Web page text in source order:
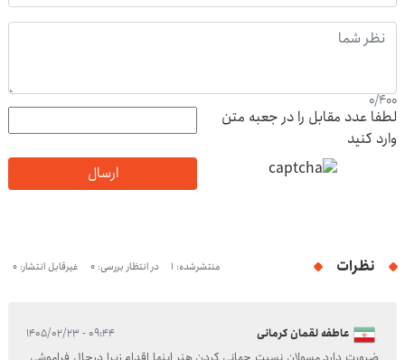
0/400
لطفا عدد مقابل را در جعبه متن
وارد کنید
ارسال
نظرات منتشرشده: 1 در انتظار بررسی: 0 غیرقابل انتشار: 0
عاطفه لقمان کرمانی ۰۹:۴۴ - ۱۴۰۵/۰۲/۲۳